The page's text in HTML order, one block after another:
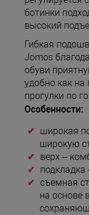
ботинки
высокий
Гибкая
Jomos
обуви
удобно как на
прогулки по
Особенности:
широкая
широкую
верх –
съемная
на основе